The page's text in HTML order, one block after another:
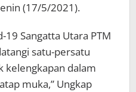
(17/5/2021).
19 Sangatta Utara PTM
satu-persatu
kelengkapan dalam
muka,” Ungkap